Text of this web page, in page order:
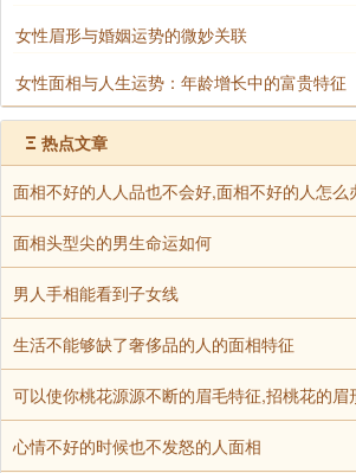
声明：部分内容来于网络，如有侵权，请联系
不代表易德轩观点。
女性眉形与婚姻运势的微妙关联
女性面相与人生运势：年龄增长中的富贵特征
Ξ 热点文章
面相不好的人人品也不会好,面相不好的人怎么
面相头型尖的男生命运如何
男人手相能看到子女线
生活不能够缺了奢侈品的人的面相特征
可以使你桃花源源不断的眉毛特征,招桃花的眉
心情不好的时候也不发怒的人面相